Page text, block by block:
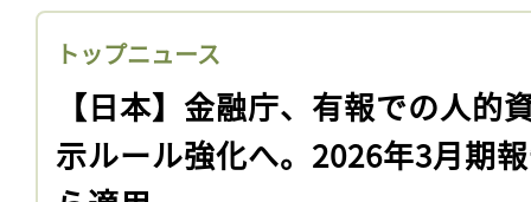
トップニュース
【日本】金融庁、有報での人的
示ルール強化へ。2026年3月期